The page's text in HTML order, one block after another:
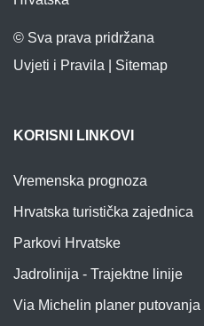
© Sva prava pridržana
Uvjeti i Pravila
Sitemap
KORISNI LINKOVI
Vremenska prognoza
Hrvatska turistička zajednica
Parkovi Hrvatske
Jadrolinija - Trajektne linije
Via Michelin planer putovanja